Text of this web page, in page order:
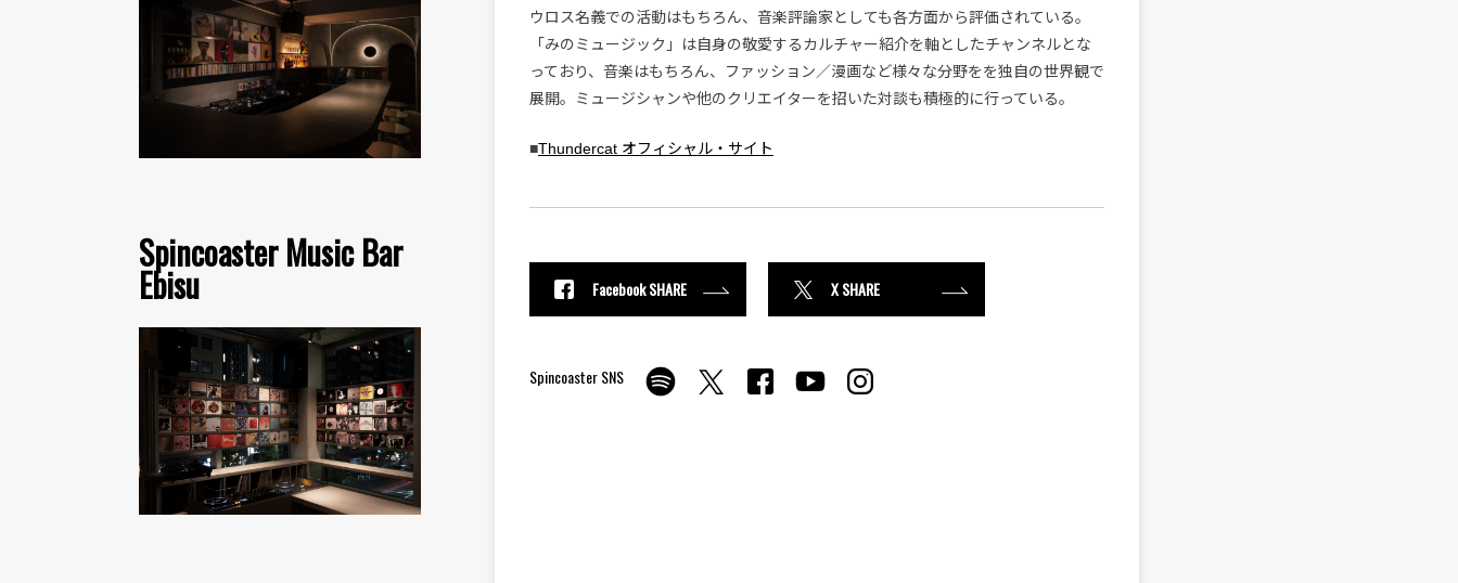
Spincoaster Music Bar
Ebisu
ウロス名義での活動はもちろん、音楽評論家としても各方面から評価されている。
「みのミュージック」は自身の敬愛するカルチャー紹介を軸としたチャンネルとな
っており、音楽はもちろん、ファッション／漫画など様々な分野をを独自の世界観で
展開。ミュージシャンや他のクリエイターを招いた対談も積極的に行っている。
■Thundercat オフィシャル・サイト
Facebook SHARE X SHARE
Spincoaster SNS